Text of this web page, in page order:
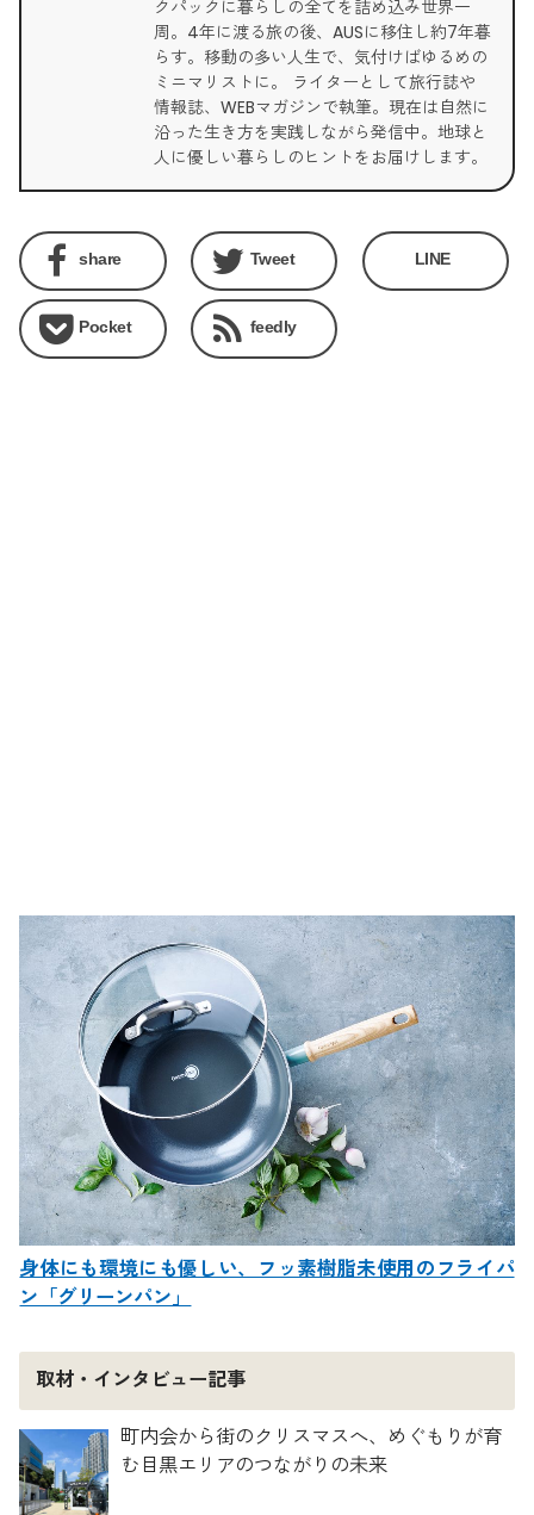
クパックに暮らしの全てを詰め込み世界一
周。4年に渡る旅の後、AUSに移住し約7年暮
らす。移動の多い人生で、気付けばゆるめの
ミニマリストに。 ライターとして旅行誌や
情報誌、WEBマガジンで執筆。現在は自然に
沿った生き方を実践しながら発信中。地球と
人に優しい暮らしのヒントをお届けします。
share Tweet LINE
Pocket feedly
身体にも環境にも優しい、フッ素樹脂未使用のフライパ
ン「グリーンパン」
取材・インタビュー記事
町内会から街のクリスマスへ、めぐもりが育
む目黒エリアのつながりの未来